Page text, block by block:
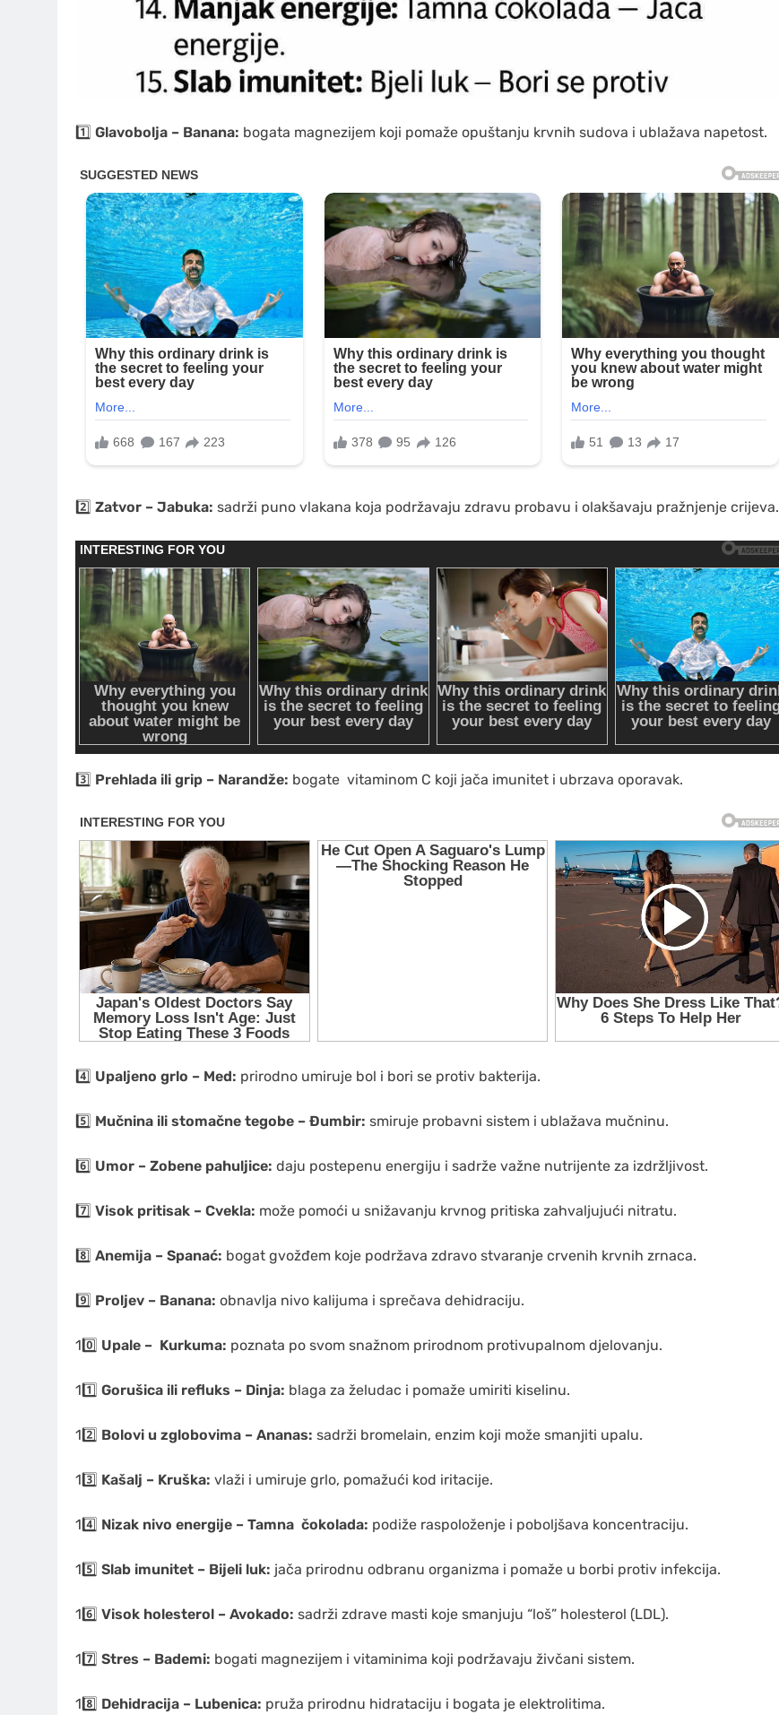
1️⃣ Glavobolja – Banana: bogata magnezijem koji pomaže opuštanju krvnih sudova i ublažava napetost.
2️⃣ Zatvor – Jabuka: sadrži puno vlakana koja podržavaju zdravu probavu i olakšavaju pražnjenje crijeva.
3️⃣ Prehlada ili grip – Narandže: bogate vitaminom C koji jača imunitet i ubrzava oporavak.
4️⃣ Upaljeno grlo – Med: prirodno umiruje bol i bori se protiv bakterija.
5️⃣ Mučnina ili stomačne tegobe – Đumbir: smiruje probavni sistem i ublažava mučninu.
6️⃣ Umor – Zobene pahuljice: daju postepenu energiju i sadrže važne nutrijente za izdržljivost.
7️⃣ Visok pritisak – Cvekla: može pomoći u snižavanju krvnog pritiska zahvaljujući nitratu.
8️⃣ Anemija – Spanać: bogat gvožđem koje podržava zdravo stvaranje crvenih krvnih zrnaca.
9️⃣ Proljev – Banana: obnavlja nivo kalijuma i sprečava dehidraciju.
10️⃣ Upale – Kurkuma: poznata po svom snažnom prirodnom protivupalnom djelovanju.
11️⃣ Gorušica ili refluks – Dinja: blaga za želudac i pomaže umiriti kiselinu.
12️⃣ Bolovi u zglobovima – Ananas: sadrži bromelain, enzim koji može smanjiti upalu.
13️⃣ Kašalj – Kruška: vlaži i umiruje grlo, pomažući kod iritacije.
14️⃣ Nizak nivo energije – Tamna čokolada: podiže raspoloženje i poboljšava koncentraciju.
15️⃣ Slab imunitet – Bijeli luk: jača prirodnu odbranu organizma i pomaže u borbi protiv infekcija.
16️⃣ Visok holesterol – Avokado: sadrži zdrave masti koje smanjuju “loš” holesterol (LDL).
17️⃣ Stres – Bademi: bogati magnezijem i vitaminima koji podržavaju živčani sistem.
18️⃣ Dehidracija – Lubenica: pruža prirodnu hidrataciju i bogata je elektrolitima.